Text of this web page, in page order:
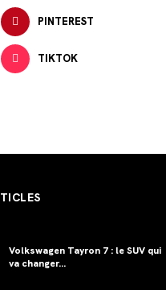
PINTEREST
TIKTOK
Volkswagen Tayron 7 : le SUV qui
va changer...